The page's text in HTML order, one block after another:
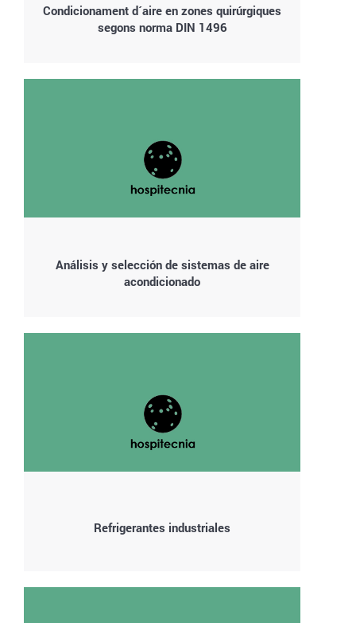
Condicionament d´aire en zones quirúrgiques
segons norma DIN 1496
Análisis y selección de sistemas de aire
acondicionado
Refrigerantes industriales